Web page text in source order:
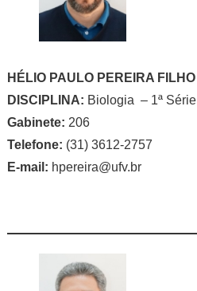
HÉLIO PAULO PEREIRA FILHO
DISCIPLINA: Biologia – 1ª Série
Gabinete: 206
Telefone: (31) 3612-2757
E-mail: hpereira@ufv.br